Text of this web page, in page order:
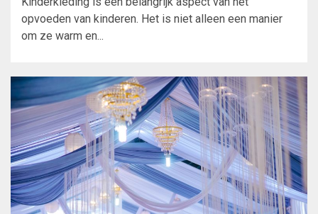
opvoeden van kinderen. Het is niet alleen een manier
om ze warm en...